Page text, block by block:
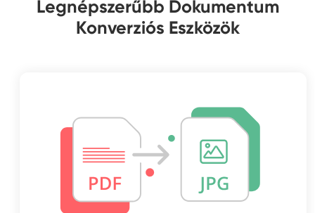
Legnépszerűbb Dokumentum
Konverziós Eszközök